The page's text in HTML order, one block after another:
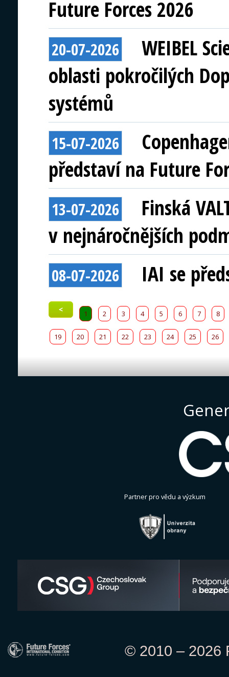
Future Forces 2026
20-07-2026
WEIBEL
oblasti pokročilých
systémů
15-07-2026
představí na Future
13-07-2026
Finská
v nejnáročnějších
08-07-2026 IAI se
< 1 2 3 4 5 6 7 8
19 20 21 22 23 24 25 26
Partner pro vědu a výzkum
© 2010 – 2026